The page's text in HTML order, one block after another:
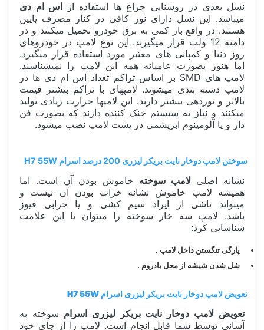
نسل بعدی در روشنایی چراغ ها استفاده از
اس ام دی
میباشد. این نسل دارای نور کافی در کنار مصرف پایین
هستند. در واقع بار کمی به برق خودرو تحمیل میکنند و در
دامنه 12 ولت قرار میگیرند. این نوع لامپ در خودروهای
روز دنیا و کمپانی های معتبر مورد استفاده قرار میگیرد.
اما هنوز بصورت عامیانه همه این لامپ را نمیشناسند.
لامپ های SMD بر اساس تراکم تعداد اس ام دی ها در
لامپ دسته بندی میشوند. لامپهای با تراکم بیشتر قیمت
بالاتر و نوردهی بیشتر دارند. این لامپها حرارت زیادی تولید
میکنند و نیاز به سیستم خنک کننده دارند که بصورت فن
دار و یا آلومینوم ابریشمی در پشت لامپ نصب میشود.
سوختن لامپ دوخار نایت بریکر لیزری 200 درصد اسرام H7 55W
نشانه اصلیلامپ سوخته خاموش بودن آن است. اما
همیشه لامپ خاموش نشانه خراب بودن آن نیست و
میتواند ناشی از ایراد سیم کشی و یا خرابی فیوز
باشد. لامپ سه خار سوخته را میتوان با این علامت
شناسایی کرد:
پارگی تنگستن داخل لامپ .
شل شدن شیشه از محل بادروم .
تعویض لامپ دوخار نایت بریکر لیزری اسرام H7 55W
تعویض لامپ دوخار نایت بریکر لیزری اسرام سوخته به
آسانی توسط شما قابل انجام است. لامپ را از جای خود